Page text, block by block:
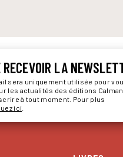
LA
sera uniquement utilisée pour
les actualités des éditions
à tout moment. Pour plus
ici